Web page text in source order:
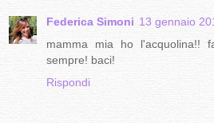
Federica Simoni 13 gennaio
mamma mia ho l'acquolina!!
sempre! baci!
Rispondi